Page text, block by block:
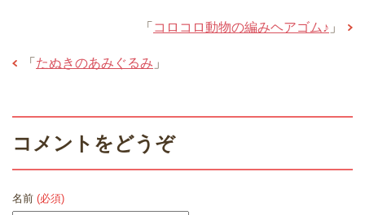
「 コロコロ動物の編みヘアゴム♪ 」
「 たぬきのあみぐるみ 」
コメントをどうぞ
名前 (必須)